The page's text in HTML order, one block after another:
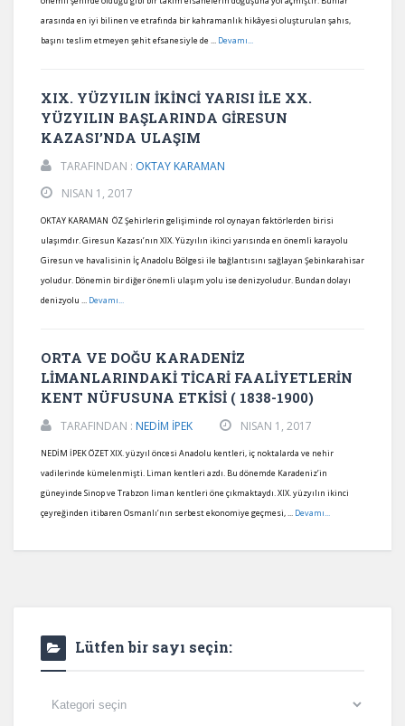
arasında en iyi bilinen ve etrafında bir kahramanlık hikâyesi oluşturulan şahıs,
başını teslim etmeyen şehit efsanesiyle de ... Devamı...
XIX. YÜZYILIN İKİNCİ YARISI İLE XX.
YÜZYILIN BAŞLARINDA GİRESUN
KAZASI’NDA ULAŞIM
TARAFINDAN : OKTAY KARAMAN
NISAN 1, 2017
OKTAY KARAMAN ÖZ Şehirlerin gelişiminde rol oynayan faktörlerden birisi
ulaşımdır. Giresun Kazası’nın XIX. Yüzyılın ikinci yarısında en önemli karayolu
Giresun ve havalisinin İç Anadolu Bölgesi ile bağlantısını sağlayan Şebinkarahisar
yoludur. Dönemin bir diğer önemli ulaşım yolu ise denizyoludur. Bundan dolayı
denizyolu ... Devamı...
ORTA VE DOĞU KARADENİZ
LİMANLARINDAKİ TİCARİ FAALİYETLERİN
KENT NÜFUSUNA ETKİSİ ( 1838-1900)
TARAFINDAN : NEDİM İPEK NISAN 1, 2017
NEDİM İPEK ÖZET XIX. yüzyıl öncesi Anadolu kentleri, iç noktalarda ve nehir
vadilerinde kümelenmişti. Liman kentleri azdı. Bu dönemde Karadeniz’in
güneyinde Sinop ve Trabzon liman kentleri öne çıkmaktaydı. XIX. yüzyılın ikinci
çeyreğinden itibaren Osmanlı’nın serbest ekonomiye geçmesi, ... Devamı...
Lütfen bir sayı seçin:
Lütfen